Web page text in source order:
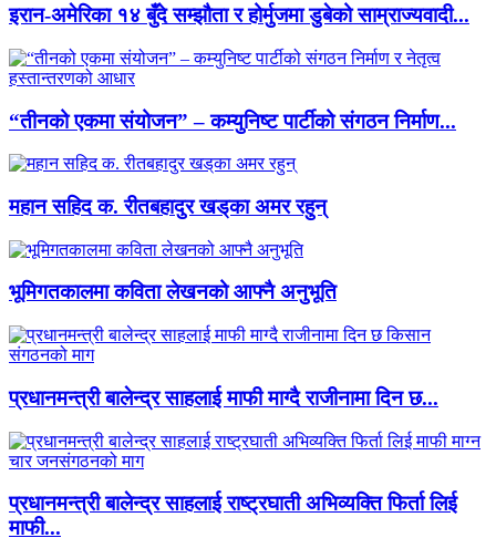
इरान-अमेरिका १४ बुँदे सम्झौता र होर्मुजमा डुबेको साम्राज्यवादी...
“तीनको एकमा संयोजन” – कम्युनिष्ट पार्टीको संगठन निर्माण...
महान सहिद क. रीतबहादुर खड्‌का अमर रहुन्
भूमिगतकालमा कविता लेखनको आफ्नै अनुभूति
प्रधानमन्त्री बालेन्द्र साहलाई माफी माग्दै राजीनामा दिन छ...
प्रधानमन्त्री बालेन्द्र साहलाई राष्ट्रघाती अभिव्यक्ति फिर्ता लिई
माफी...